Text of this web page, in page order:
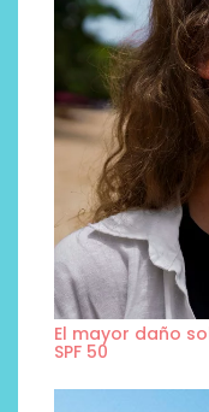
El mayor daño
SPF 50